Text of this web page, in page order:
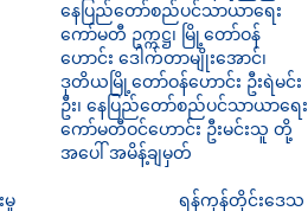
နေပြည်တော်စည်ပင်သာယာရေး
ကော်မတီ ဥက္ကဋ္ဌ၊ မြို့တော်ဝန်
ဟောင်း ဒေါက်တာမျိုးအောင်၊
ဒုတိယမြို့တော်ဝန်ဟောင်း ဦးရဲမင်း
ဦး၊ နေပြည်တော်စည်ပင်သာယာရေး
ကော်မတီဝင်ဟောင်း ဦးမင်းသူ တို့
အပေါ် အမိန့်ချမှတ်
ရန်ကုန်တိုင်းဒေသ